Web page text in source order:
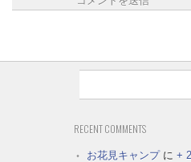
RECENT COMMENTS
お花見キャンプに +